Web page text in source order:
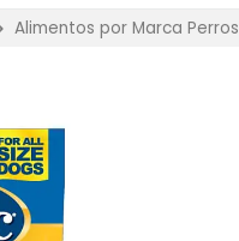
Alimentos por Marca Perros